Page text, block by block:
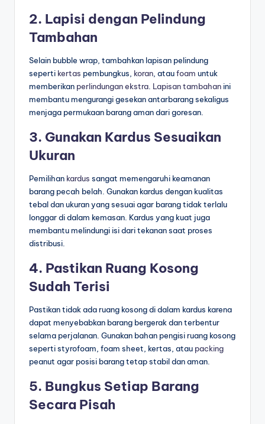
2. Lapisi dengan Pelindung
Tambahan
Selain bubble wrap, tambahkan lapisan pelindung
seperti kertas pembungkus, koran, ataufoam untuk
memberikan perlindungan ekstra. Lapisan tambahan ini
membantu mengurangi gesekan antarbarang sekaligus
menjaga permukaan barang aman dari goresan.
3. Gunakan Kardus Sesuaikan
Ukuran
Pemilihan kardus sangat memengaruhi keamanan
barang pecah belah. Gunakan kardus dengan kualitas
tebal dan ukuran yang sesuai agar barang tidak terlalu
longgar di dalam kemasan. Kardus yang kuat juga
membantu melindungi isi dari tekanan saat proses
distribusi.
4. Pastikan Ruang Kosong
Sudah Terisi
Pastikan tidak ada ruang kosong di dalam kardus karena
dapat menyebabkan barang bergerak dan terbentur
selama perjalanan. Gunakan bahan pengisi ruang kosong
seperti styrofoam, foam sheet, kertas, atau packing
peanut agar posisi barang tetap stabil dan aman.
5. Bungkus Setiap Barang
Secara Pisah